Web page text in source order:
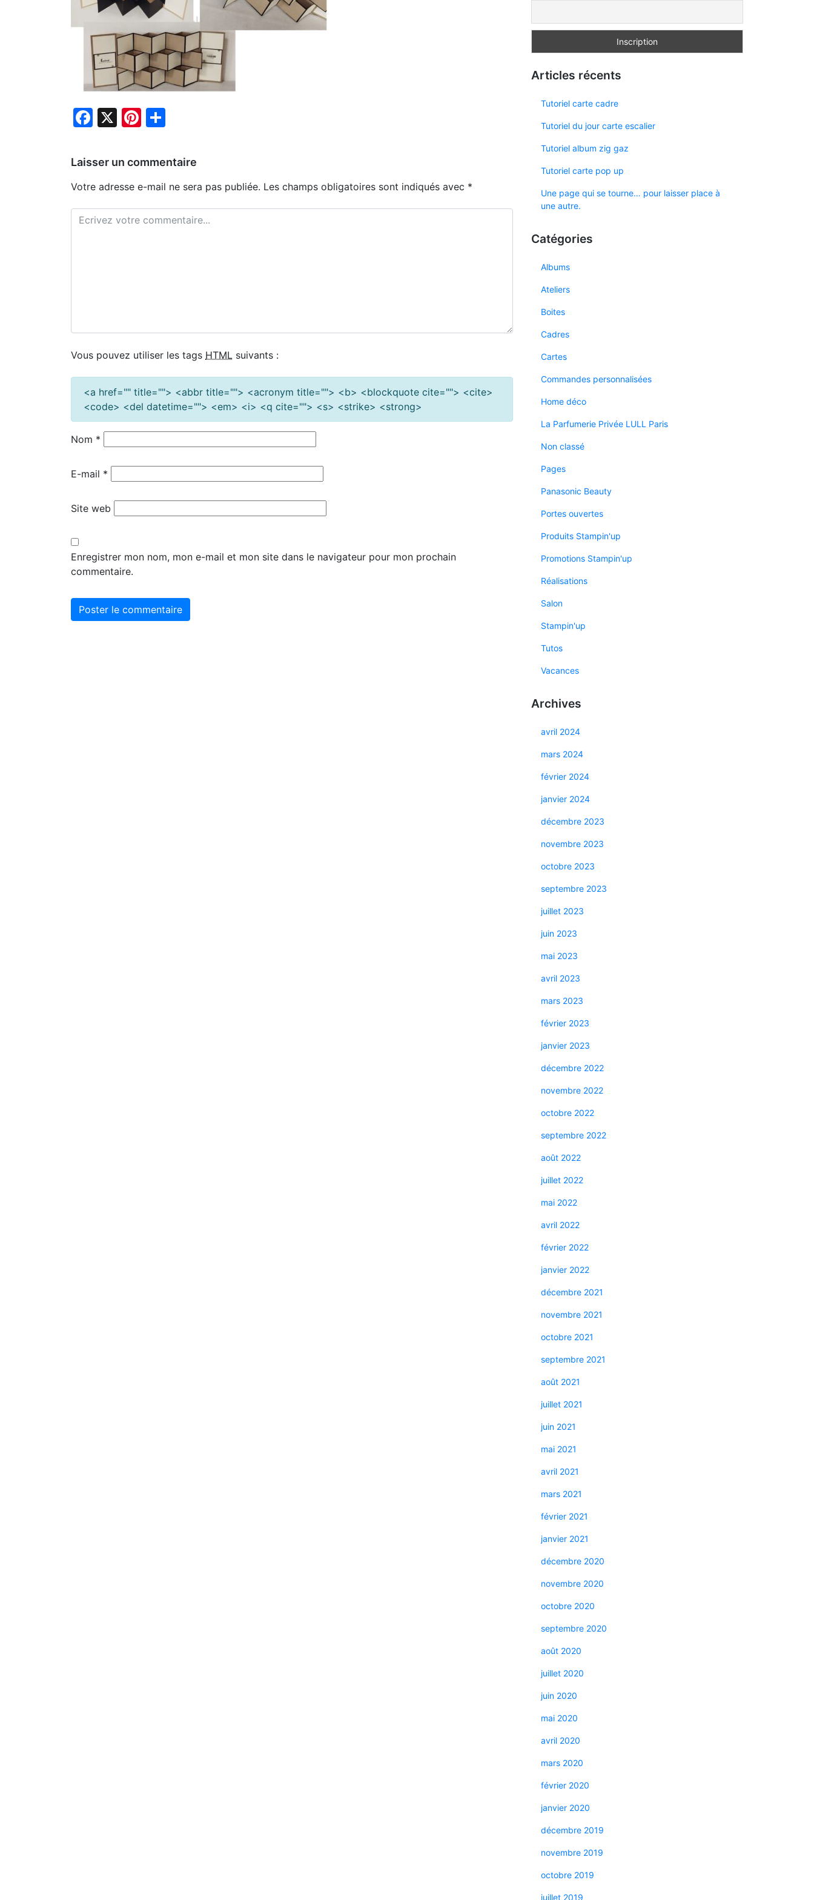
Facebook
X Pinterest
Laisser un commentaire
Votre adresse e-mail ne sera pas publiée. Les champs obligatoires sont indiqués avec *
Vous pouvez utiliser les tags HTML suivants :
<a href="" title=""> <abbr title=""> <acronym title=""> <b> <blockquote cite=""> <cite>
<code> <del datetime=""> <em> <i> <q cite=""> <s> <strike> <strong>
Nom *
E-mail *
Site web
Enregistrer mon nom, mon e-mail et mon site dans le navigateur pour mon prochain
commentaire.
Articles récents
Tutoriel carte cadre
Tutoriel du jour carte escalier
Tutoriel album zig gaz
Tutoriel carte pop up
Une page qui se tourne… pour laisser place à
une autre.
Catégories
Albums
Ateliers
Boites
Cadres
Cartes
Commandes personnalisées
Home déco
La Parfumerie Privée LULL Paris
Non classé
Pages
Panasonic Beauty
Portes ouvertes
Produits Stampin'up
Promotions Stampin'up
Réalisations
Salon
Stampin'up
Tutos
Vacances
Archives
avril 2024
mars 2024
février 2024
janvier 2024
décembre 2023
novembre 2023
octobre 2023
septembre 2023
juillet 2023
juin 2023
mai 2023
avril 2023
mars 2023
février 2023
janvier 2023
décembre 2022
novembre 2022
octobre 2022
septembre 2022
août 2022
juillet 2022
mai 2022
avril 2022
février 2022
janvier 2022
décembre 2021
novembre 2021
octobre 2021
septembre 2021
août 2021
juillet 2021
juin 2021
mai 2021
avril 2021
mars 2021
février 2021
janvier 2021
décembre 2020
novembre 2020
octobre 2020
septembre 2020
août 2020
juillet 2020
juin 2020
mai 2020
avril 2020
mars 2020
février 2020
janvier 2020
décembre 2019
novembre 2019
octobre 2019
juillet 2019